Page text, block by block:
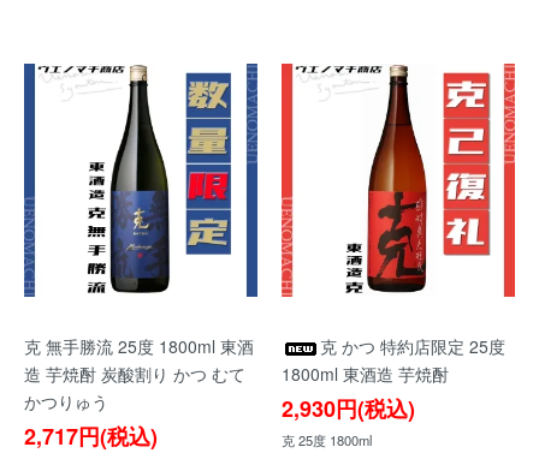
克 無手勝流 25度 1800ml 東酒
造 芋焼酎 炭酸割り かつ むて
かつりゅう
2,717円(税込)
克 かつ 特約店限定 25度
1800ml 東酒造 芋焼酎
2,930円(税込)
克 25度 1800ml